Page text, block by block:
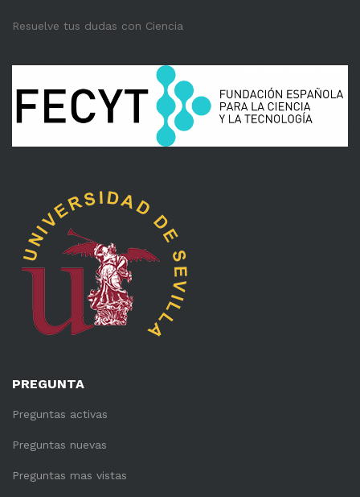
Resuelve tus dudas con Ciencia
PREGUNTA
Preguntas activas
Preguntas nuevas
Preguntas mas vistas